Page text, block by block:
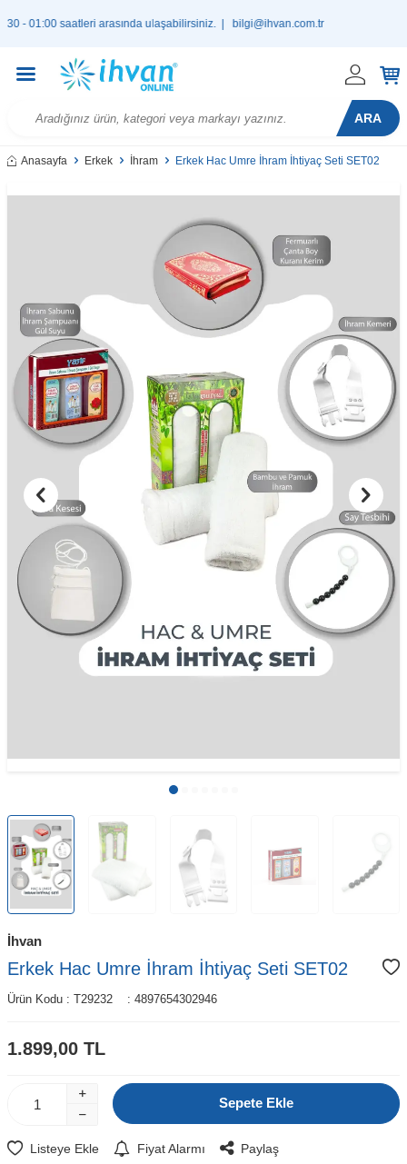
- 01:00 saatleri arasında ulaşabilirsiniz. | bilgi@ihvan.com.tr
ARA
Anasayfa Erkek İhram Erkek Hac Umre İhram İhtiyaç Seti SET02
İhvan
Erkek Hac Umre İhram İhtiyaç Seti SET02
Ürün Kodu : T29232 : 4897654302946
1.899,00 TL
Sepete Ekle
Listeye Ekle Fiyat Alarmı Paylaş